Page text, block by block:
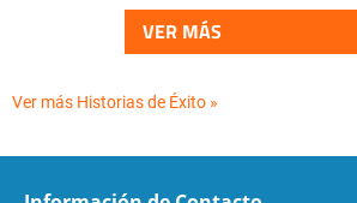
VER MÁS
Ver más Historias de Éxito »